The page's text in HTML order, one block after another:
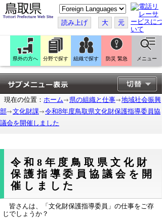
こ
の
ペ
ー
ジ
翻
訳
す
る
読み上げ 大 元
県外の方へ 分野で探す 組織で探す 防災 緊急 メニュー
現在の位置： ホーム 県の組織と仕事
地域社会振興
部
文化財課
令和8年度鳥取県文化財保護指導委員協
議会を開催しました
令和8年度鳥取県文化財
保護指導委員協議会を開
催しました
皆さんは、「文化財保護指導委員」の仕事をご存
じでしょうか？